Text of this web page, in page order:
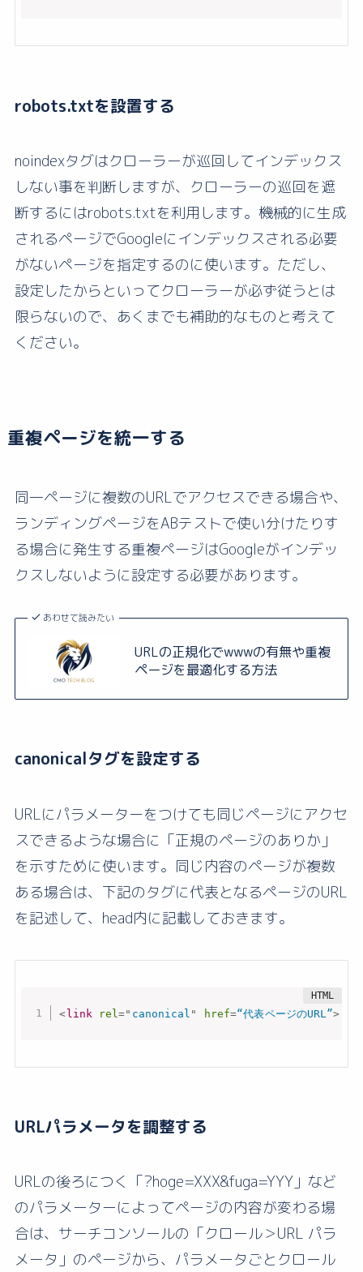
robots.txtを設置する
noindexタグはクローラーが巡回してインデックス
しない事を判断しますが、クローラーの巡回を遮
断するにはrobots.txtを利用します。機械的に生成
されるページでGoogleにインデックスされる必要
がないページを指定するのに使います。ただし、
設定したからといってクローラーが必ず従うとは
限らないので、あくまでも補助的なものと考えて
ください。
重複ページを統一する
同一ページに複数のURLでアクセスできる場合や、
ランディングページをABテストで使い分けたりす
る場合に発生する重複ページはGoogleがインデッ
クスしないように設定する必要があります。
あわせて読みたい
URLの正規化でwwwの有無や重複
ページを最適化する方法
canonicalタグを設定する
URLにパラメーターをつけても同じページにアクセ
スできるような場合に「正規のページのありか」
を示すために使います。同じ内容のページが複数
ある場合は、下記のタグに代表となるページのURL
を記述して、head内に記載しておきます。
< link rel=" canonical " href=“代表ページのURL”>
URLパラメータを調整する
URLの後ろにつく「?hoge=XXX&fuga=YYY」など
のパラメーターによってページの内容が変わる場
合は、サーチコンソールの「クロール＞URL パラ
メータ」のページから、パラメータごとクロール